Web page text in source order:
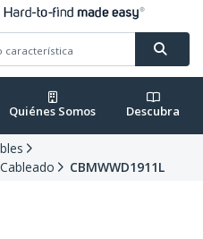
Quiénes Somos Descubra
CBMWWD1911L